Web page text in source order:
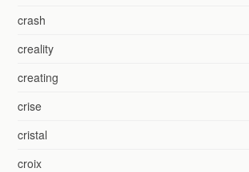
crash
creality
creating
crise
cristal
croix